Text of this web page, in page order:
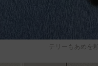
テリーもあめを